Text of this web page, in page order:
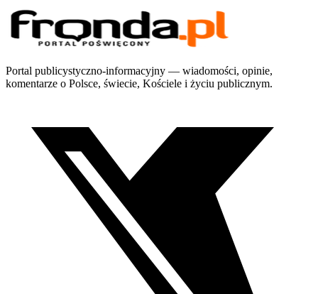
Portal publicystyczno-informacyjny — wiadomości, opinie,
komentarze o Polsce, świecie, Kościele i życiu publicznym.